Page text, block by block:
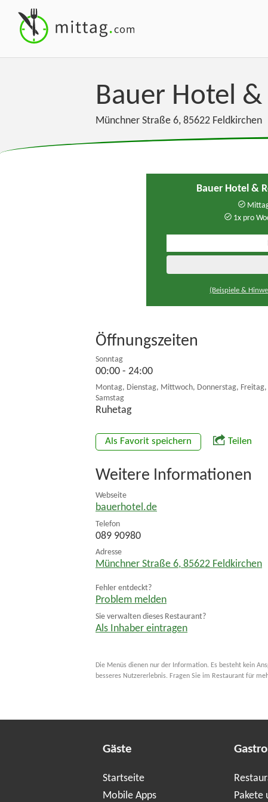
Bauer Hotel
Münchner Straße 6, 85622 Feldkirchen
Bauer Hotel &
1x pro
(Beispiele &
Öffnungszeiten
Sonntag
00:00 - 24:00
Montag, Dienstag, Mittwoch, Donnerstag, Freitag,
Samstag
Ruhetag
Als Favorit speichern Teilen
Weitere Informationen
Webseite
bauerhotel.de
Telefon
089 90980
Adresse
Münchner Straße 6, 85622 Feldkirchen
Fehler entdeckt?
Problem melden
Sie verwalten dieses Restaurant?
Als Inhaber eintragen
Die Menüs dienen nur der Information. Es besteht kein
besseres Nutzererlebnis. Fragen Sie im Restaurant für
Gäste
Startseite
Mobile Apps
Pakete